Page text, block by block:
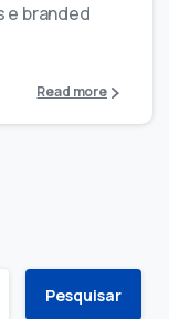
branded
Read more
Pesquisar